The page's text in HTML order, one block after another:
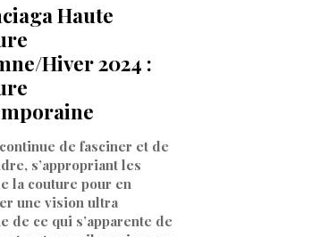
Haute
Hiver 2024 :
de fasciner et de
s’appropriant les
la couture pour en
une vision ultra
de ce qui s’apparente de